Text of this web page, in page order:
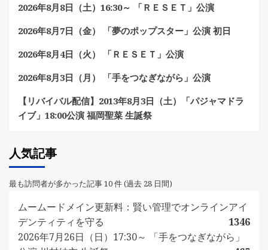
2026年8月8日（土）16:30～ 「ＲＥＳＥＴ」公演
2026年8月7日（金） 「夢のポップスター」公演 初日
2026年8月4日（火） 「ＲＥＳＥＴ」公演
2026年8月3日（月） 「手をつなぎながら」公演
【リバイバル配信】2013年8月3日（土）「パジャマドラ
イブ」18:00公演 福岡聖菜 生誕祭
人気記事
最も訪問者が多かった記事 10 件 (過去 28 日間)
ムームードメイン更新料：賢い管理でオンラインアイ
デンティティを守る
1346
2026年7月26日（日）17:30～ 「手をつなぎながら」